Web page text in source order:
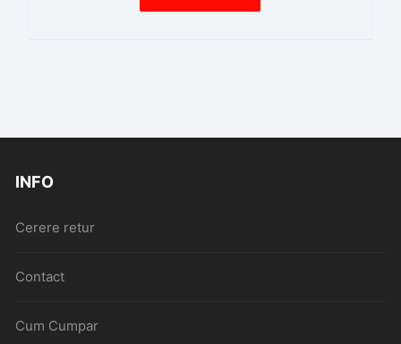
INFO
Cerere retur
Contact
Cum Cumpar